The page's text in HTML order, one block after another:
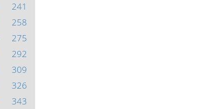
241
258
275
292
309
326
343